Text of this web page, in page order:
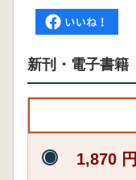
新刊・電子書籍
1,870 円